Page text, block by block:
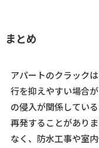
まとめ
アパートのクラック
行を抑えやすい場合
の侵入が関係してい
再発することがあり
なく、防水工事や室